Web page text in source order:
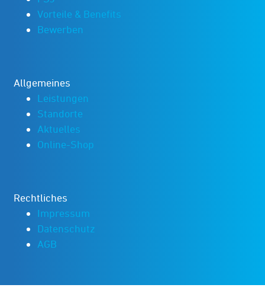
Vorteile & Benefits
Bewerben
Allgemeines
Leistungen
Standorte
Aktuelles
Online-Shop
Rechtliches
Impressum
Datenschutz
AGB